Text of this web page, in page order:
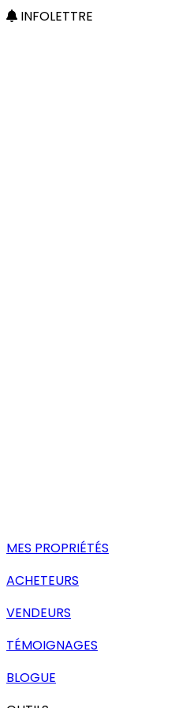
INFOLETTRE
MES PROPRIÉTÉS
ACHETEURS
VENDEURS
TÉMOIGNAGES
BLOGUE